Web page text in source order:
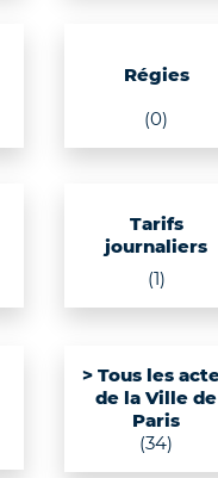
Régies
(0)
Tarifs
journaliers
(1)
> Tous les
de la Ville de
Paris
(34)